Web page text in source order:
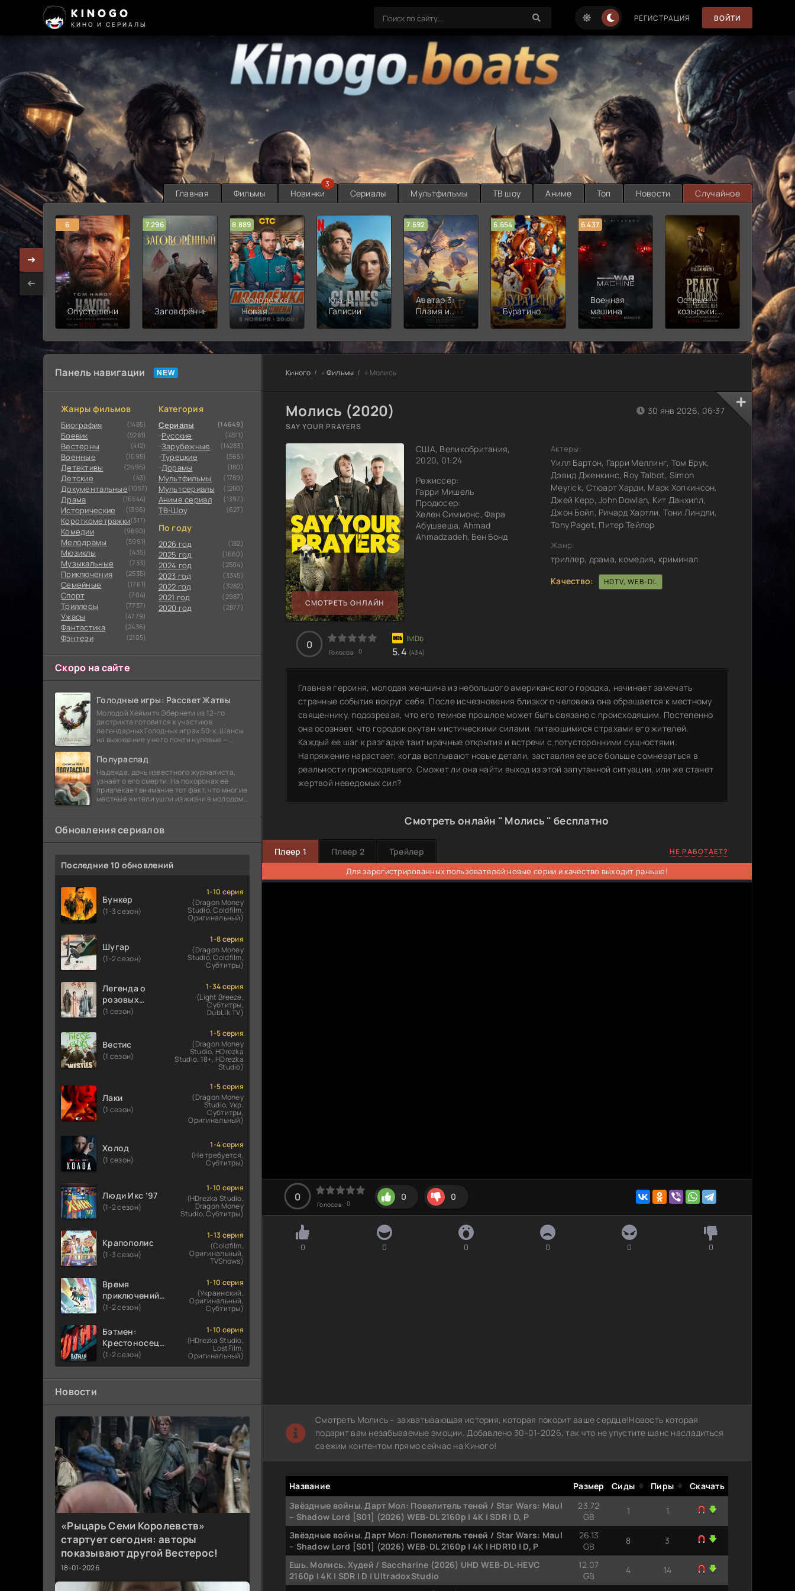
KINOGO
КИНО И СЕРИАЛЫ
РЕГИСТРАЦИЯ ВОЙТИ
Главная Фильмы Новинки
3
Сериалы Мультфильмы ТВ шоу Аниме Топ Новости Случайное
6
Опустошение
7.296
Заговорённый
8.889
Молодёжка:
Новая
смена
Кланы
Галисии
7.692
Аватар 3:
Пламя и
пепел
6.654
Буратино
6.437
Военная
машина
Острые
козырьки:
Бессмертный
7.187
2
Панель навигации
Жанры фильмов
Биография (1485)
Боевик (5281)
Вестерны (412)
Военные (1095)
Детективы (2696)
Детские (43)
Документальные(1057)
Драма (16544)
Исторические (1396)
Короткометражки(317)
Комедии (9890)
Мелодрамы (5991)
Мюзиклы (435)
Музыкальные (733)
Приключения (2535)
Семейные (1761)
Cпорт (704)
Триллеры (7737)
Ужасы (4779)
Фантастика (2436)
Фэнтези (2105)
Категория
Сериалы (14649)
Русские (4511)
Зарубежные (14283)
Турецкие (565)
Дорамы (180)
Мультфильмы (1789)
Мультсериалы (1280)
Аниме сериал (1397)
ТВ-Шоу (627)
По году
2026 год (182)
2025 год (1660)
2024 год (2504)
2023 год (3345)
2022 год (3282)
2021 год (2987)
2020 год (2877)
Скоро на сайте
Голодные игры: Рассвет Жатвы
Молодой Хеймитч Эбернети из 12-го
дистрикта готовится к участию в
легендарных Голодных играх 50-х. Шансы
на выживание у него почти нулевые —
победу еще сорок
Полураспад
Надежда, дочь известного журналиста,
узнаёт о его смерти. На похоронах её
привлекает внимание тот факт, что многие
местные жители ушли из жизни в молодом
бомбы
Обновления сериалов
Последние 10 обновлений
Бункер
(1-3 сезон)
1-10 серия
(Dragon Money
Studio, Coldfilm,
Оригинальный)
Шугар
(1-2 сезон)
1-8 серия
(Dragon Money
Studio, Coldfilm,
Субтитры)
Легенда о
розовых
облаках
(1 сезон)
1-34 серия
(Light Breeze,
Субтитры,
DubLik.TV)
Вестис
(1 сезон)
1-5 серия
(Dragon Money
Studio, HDrezka
Studio. 18+, HDrezka
Studio)
Лаки
(1 сезон)
1-5 серия
(Dragon Money
Studio, Укр.
Субтитры,
Оригинальный)
Холод
(1 сезон)
1-4 серия
(Не требуется,
Субтитры)
Люди Икс ’97
(1-2 сезон)
1-10 серия
(HDrezka Studio,
Dragon Money
Studio, Субтитры)
Крапополис
(1-3 сезон)
1-13 серия
(Coldfilm,
Оригинальный,
TVShows)
Время
приключений:
Фионна и Кейк
(1-2 сезон)
1-10 серия
(Украинский,
Оригинальный,
Субтитры)
Бэтмен:
Крестоносец в
плаще
(1-2 сезон)
1-10 серия
(HDrezka Studio,
LostFilm,
Оригинальный)
Новости
«Рыцарь Семи Королевств»
стартует сегодня: авторы
показывают другой Вестерос!
18-01-2026
Киного » Фильмы » Молись
Молись (2020)
SAY YOUR PRAYERS
СМОТРЕТЬ ОНЛАЙН
США, Великобритания,
2020, 01:24
Режиссер:
Гарри Мишель
Продюсер:
Хелен Симмонс, Фара
Абушвеша, Ahmad
Ahmadzadeh, Бен Бонд
30 янв 2026, 06:37
Актеры:
Уилл Бартон, Гарри Меллинг, Том Брук,
Дэвид Дженкинс, Roy Talbot, Simon
Meyrick, Стюарт Харди, Марк Хопкинсон,
Джей Керр, John Dowlan, Кит Данхилл,
Джон Бойл, Ричард Хартли, Тони Линдли,
Tony Paget, Питер Тейлор
Жанр:
триллер, драма, комедия, криминал
Качество:
HDTV, WEB-DL
0
Голосов: 0 5.4 (434)
Главная героиня, молодая женщина из небольшого американского городка, начинает замечать
странные события вокруг себя. После исчезновения близкого человека она обращается к местному
священнику, подозревая, что его темное прошлое может быть связано с происходящим. Постепенно
она осознает, что городок окутан мистическими силами, питающимися страхами его жителей.
Каждый ее шаг к разгадке таит мрачные открытия и встречи с потусторонними сущностями.
Напряжение нарастает, когда всплывают новые детали, заставляя ее все больше сомневаться в
реальности происходящего. Сможет ли она найти выход из этой запутанной ситуации, или же станет
жертвой неведомых сил?
Смотреть онлайн " Молись " бесплатно
Плеер 1 Плеер 2 Трейлер НЕ РАБОТАЕТ?
Для зарегистрированных пользователей новые серии и качество выходит раньше!
0
Голосов: 0
0 0
0 0 0 0 0 0
Смотреть Молись – захватывающая история, которая покорит ваше сердце!Новость которая
подарит вам незабываемые эмоции. Добавлено 30-01-2026, так что не упустите шанс насладиться
свежим контентом прямо сейчас на Киного!
Название Размер Сиды Пиры
Скачать
Звёздные войны. Дарт Мол: Повелитель теней / Star Wars: Maul
– Shadow Lord [S01] (2026) WEB-DL 2160p | 4K | SDR | D, P
23.72
GB
1 1
Звёздные войны. Дарт Мол: Повелитель теней / Star Wars: Maul
– Shadow Lord [S01] (2026) WEB-DL 2160p | 4K | HDR10 | D, P
26.13
GB
8 3
Ешь. Молись. Худей / Saccharine (2026) UHD WEB-DL-HEVC
2160p | 4K | SDR | D | UltradoxStudio
12.07
GB
4 14